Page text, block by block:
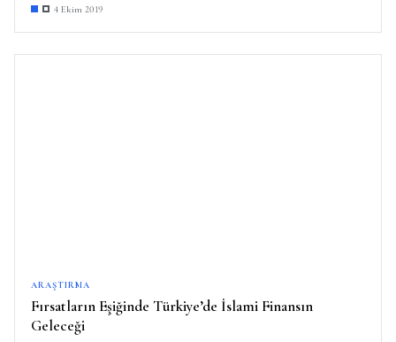
4 Ekim 2019
ARAŞTIRMA
Fırsatların Eşiğinde Türkiye’de İslami Finansın
Geleceği